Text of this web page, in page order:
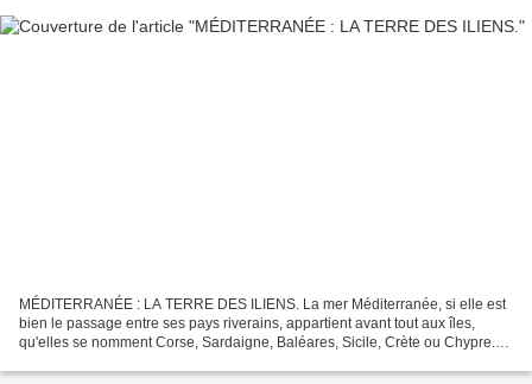
MÉDITERRANÉE : LA TERRE DES ILIENS. La mer Méditerranée, si elle est
bien le passage entre ses pays riverains, appartient avant tout aux îles,
qu'elles se nomment Corse, Sardaigne, Baléares, Sicile, Crète ou Chypre.